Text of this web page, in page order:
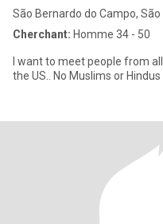
São Bernardo do Campo, São
Cherchant: Homme 34 - 50
I want to meet people from